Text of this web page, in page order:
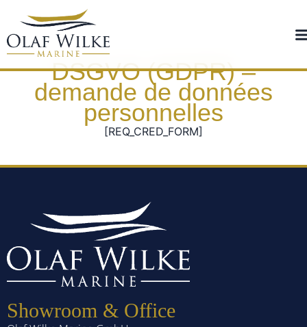
DSGVO (GDPR) –
demande de données
personnelles
[REQ_CRED_FORM]
Showroom & Office